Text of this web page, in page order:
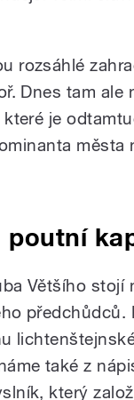
rozsáhlé
Dnes tam
je
města
poutní
Většího stojí
předchůdců.
také z
který